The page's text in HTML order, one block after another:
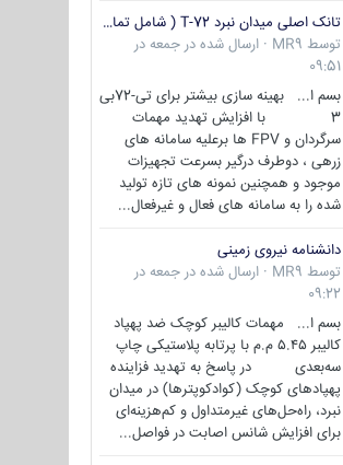
تانک اصلی میدان نبرد T-72 ( شامل تمامی گونه ها )
توسط MR9
· ارسال شده در جمعه در
09:51
بسم ا... بهینه سازی بیشتر برای تی-72بی
3 با افزایش تهدید مهمات
سرگردان و FPV ها برعلیه سامانه های
زرهی ، دوطرف درگیر بسرعت تجهیزات
موجود و همچنین نمونه های تازه تولید
شده را به سامانه های فعال و غیرفعال...
دانشنامه نیروی زمینی
توسط MR9
· ارسال شده در جمعه در
09:22
بسم ا... مهمات کالیبر کوچک ضد پهپاد
کالیبر ۵.۴۵ م.م با پرتابه پلاستیکی چاپ
سه‌بعدی در پاسخ به تهدید فزاینده
پهپادهای کوچک (کوادکوپترها) در میدان
نبرد، راه‌حل‌های غیرمتداول و کم‌هزینه‌ای
برای افزایش شانس اصابت در فواصل...